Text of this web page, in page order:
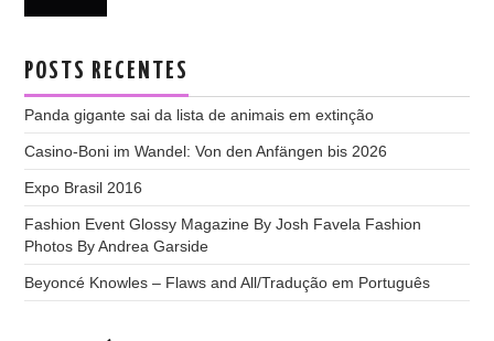
POSTS RECENTES
Panda gigante sai da lista de animais em extinção
Casino-Boni im Wandel: Von den Anfängen bis 2026
Expo Brasil 2016
Fashion Event Glossy Magazine By Josh Favela Fashion
Photos By Andrea Garside
Beyoncé Knowles – Flaws and All/Tradução em Português